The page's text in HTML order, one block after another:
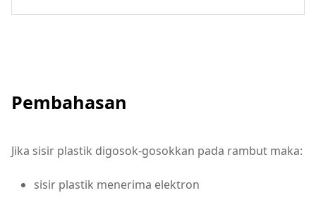
Pembahasan
Jika sisir plastik digosok-gosokkan pada rambut maka:
sisir plastik menerima elektron